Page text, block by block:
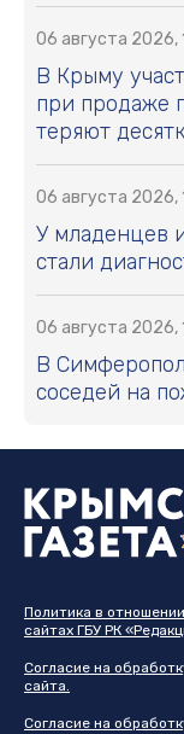
06 августа 2026,
В Крыму
при продаже
теряют
06 августа 2026,
У младенцев
стали
06 августа 2026,
В
соседей на
Политика в
сайтах ГБУ РК
Согласие на
сайта.
Согласие на